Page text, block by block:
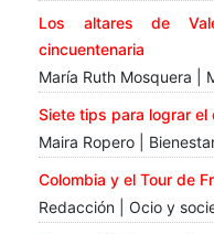
Los altares de
cincuentenaria
María Ruth Mosquera |
Siete tips para lograr el
Maira Ropero |
Colombia y el Tour de
Redacción | Ocio y